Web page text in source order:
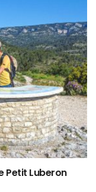
Petit Luberon